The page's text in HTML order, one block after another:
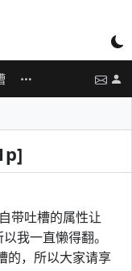
带吐槽的属性让
我一直懒得翻。
的，所以大家请享